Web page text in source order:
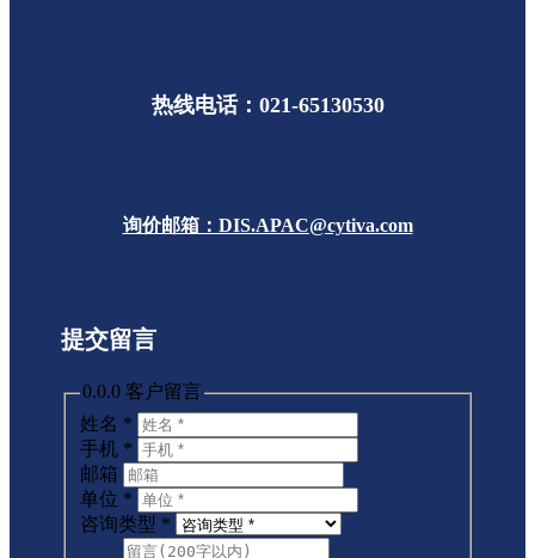
热线电话：021-65130530
询价邮箱：DIS.APAC@cytiva.com
提交留言
0.0.0 客户留言
姓名 *
手机 *
邮箱
单位 *
咨询类型 *